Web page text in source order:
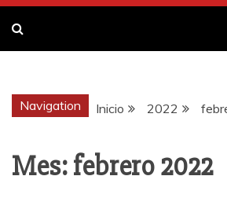
Navigation Inicio 2022
Mes:febrero 2022